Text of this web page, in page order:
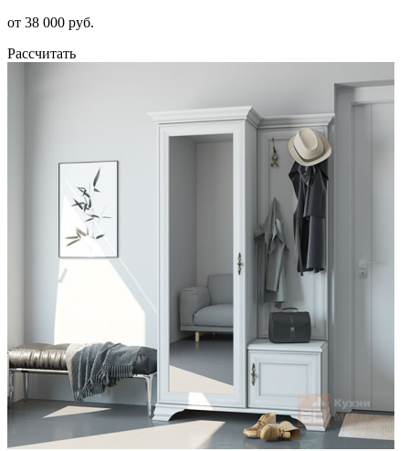
от 38 000 руб.
Рассчитать